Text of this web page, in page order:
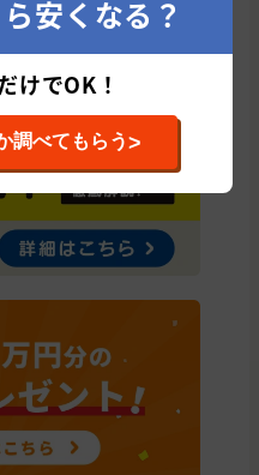
安くなる？
けでOK！
調べてもらう>